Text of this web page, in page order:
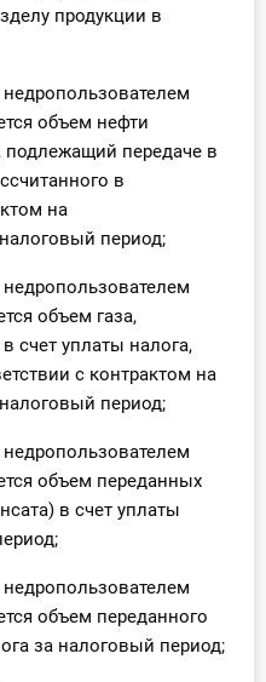
продукции в
объем нефти
подлежащий передаче в
в
на
период;
объем газа,
счет уплаты налога,
с контрактом на
период;
объем переданных
в счет уплаты
объем переданного
за налоговый период;